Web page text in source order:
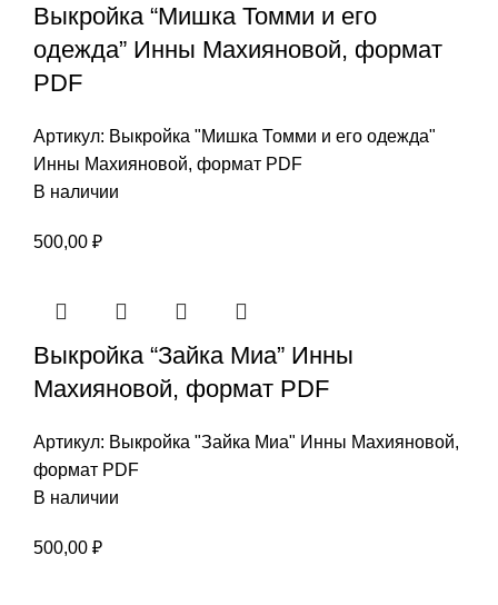
Выкройка “Мишка Томми и его
одежда” Инны Махияновой, формат
PDF
Артикул: Выкройка "Мишка Томми и его одежда"
Инны Махияновой, формат PDF
В наличии
500,00 ₽
Выкройка “Зайка Миа” Инны
Махияновой, формат PDF
Артикул: Выкройка "Зайка Миа" Инны Махияновой,
формат PDF
В наличии
500,00 ₽